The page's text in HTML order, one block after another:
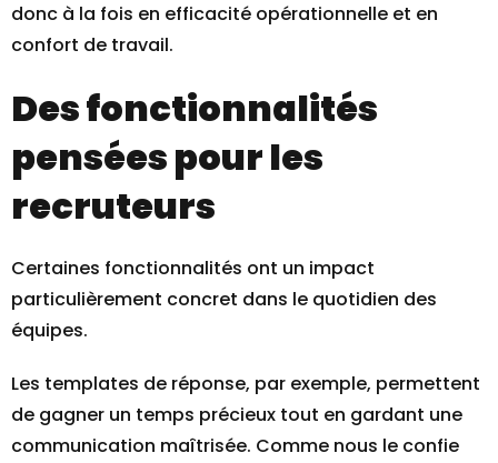
donc à la fois en efficacité opérationnelle et en
confort de travail.
Des fonctionnalités
pensées pour les
recruteurs
Certaines fonctionnalités ont un impact
particulièrement concret dans le quotidien des
équipes.
Les templates de réponse, par exemple, permettent
de gagner un temps précieux tout en gardant une
communication maîtrisée. Comme nous le confie